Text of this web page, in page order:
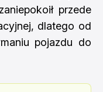
przede
dlatego od
pojazdu do